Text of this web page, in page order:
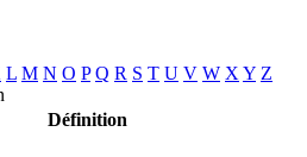
L M N O P Q R S T U V W XY Z
Définition